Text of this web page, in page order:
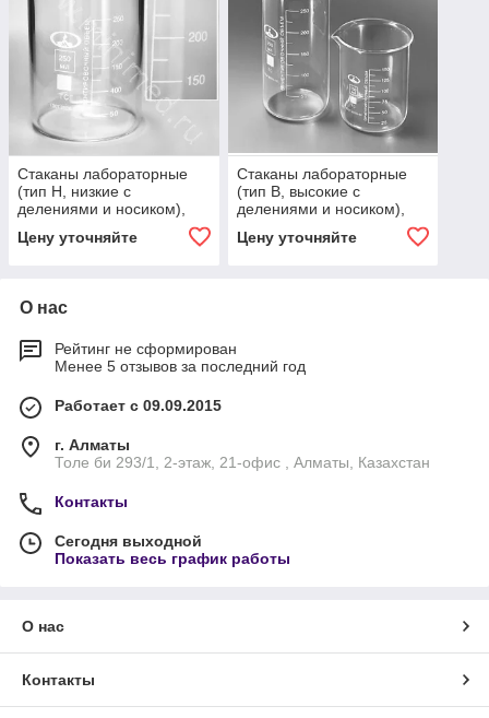
Стаканы лабораторные
(тип Н, низкие с
делениями и носиком),
Цену уточняйте
Стаканы лабораторные
(тип В, высокие с
делениями и носиком),
Цену уточняйте
О нас
Рейтинг не сформирован
Менее 5 отзывов за последний год
Работает с 09.09.2015
г. Алматы
Толе би 293/1, 2-этаж, 21-офис , Алматы, Казахстан
Контакты
Сегодня выходной
Показать весь график работы
О нас
Контакты